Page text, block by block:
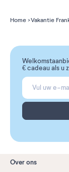
Home Vakantie
€ cadeau als u
Over ons